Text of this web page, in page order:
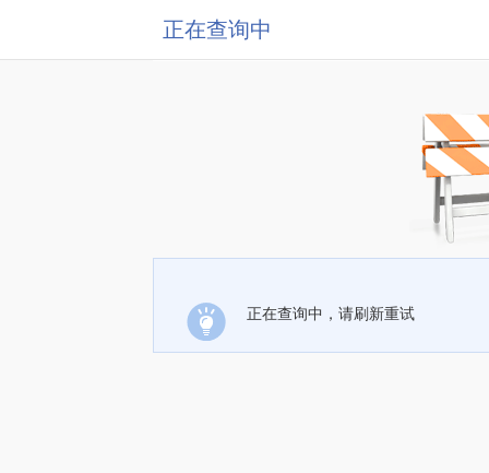
正在查询中
正在查询中，请刷新重试